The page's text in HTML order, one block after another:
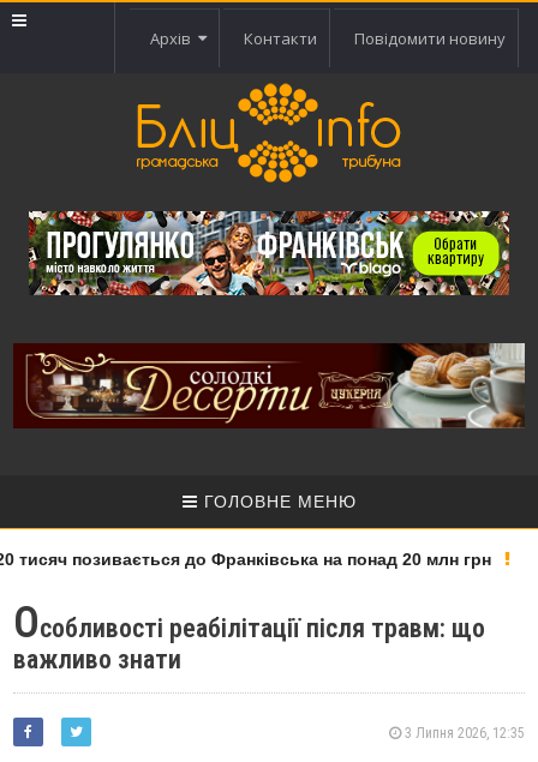
Архів Контакти Повідомити новину
ГОЛОВНЕ МЕНЮ
позивається до Франківська на понад 20 млн грн
Особливості реабілітації після травм: що
важливо знати
3 Липня 2026, 12:35